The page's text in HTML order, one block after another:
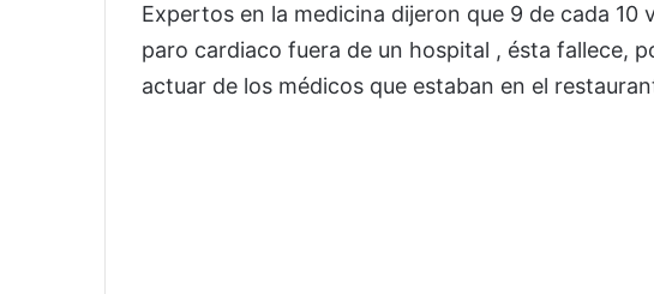
Expertos en la medicina dijeron que 9 de cada 10
paro cardiaco fuera de un hospital , ésta fallece,
actuar de los médicos que estaban en el